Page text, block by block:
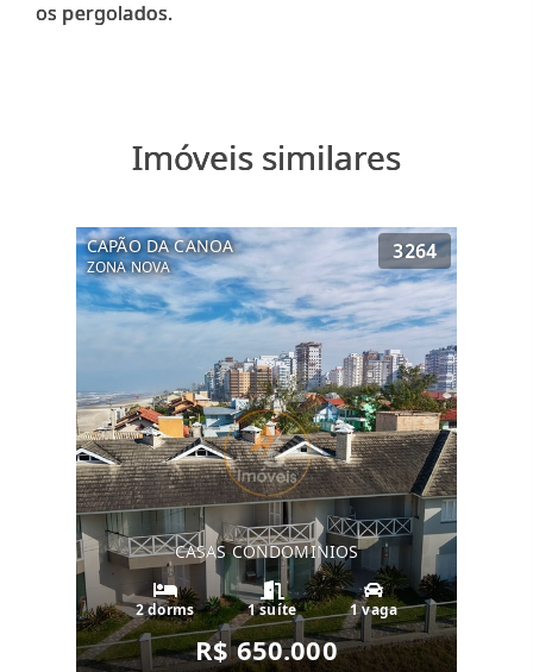
Imóveis similares
CAPÃO DA CANOA
ZONA NOVA
3264
CASAS CONDOMINIOS
2 dorms 1 suíte 1 vaga
R$ 650.000